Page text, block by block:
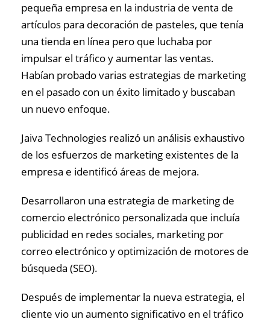
pequeña empresa en la industria de venta de
artículos para decoración de pasteles, que tenía
una tienda en línea pero que luchaba por
impulsar el tráfico y aumentar las ventas.
Habían probado varias estrategias de marketing
en el pasado con un éxito limitado y buscaban
un nuevo enfoque.
Jaiva Technologies realizó un análisis exhaustivo
de los esfuerzos de marketing existentes de la
empresa e identificó áreas de mejora.
Desarrollaron una estrategia de marketing de
comercio electrónico personalizada que incluía
publicidad en redes sociales, marketing por
correo electrónico y optimización de motores de
búsqueda (SEO).
Después de implementar la nueva estrategia, el
cliente vio un aumento significativo en el tráfico